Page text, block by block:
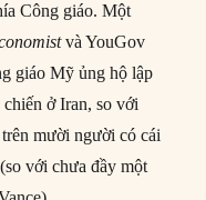
Công giáo. Một
và YouGov
giáo Mỹ ủng hộ lập
ở Iran, so với
mười người có cái
với chưa đầy một